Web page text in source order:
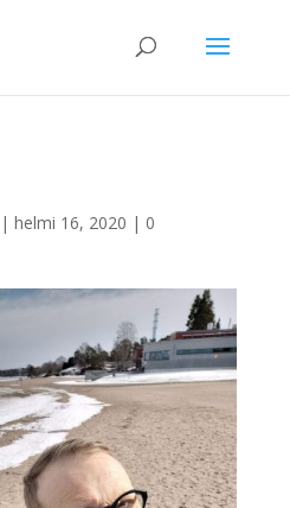
| helmi 16, 2020 | 0